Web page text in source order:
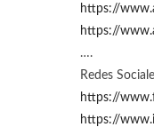
https://
https://
….
Redes
https://
https://